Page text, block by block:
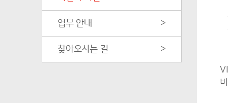
업무 안내 >
찾아오시는 길 >